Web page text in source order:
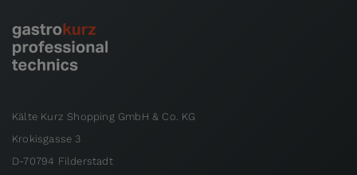
Kälte Kurz Shopping GmbH & Co. KG
Krokisgasse 3
D-70794 Filderstadt